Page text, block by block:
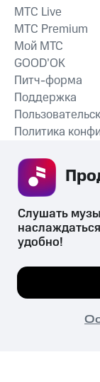
MTС Live
MTС Premium
Мой МТС
GOOD’OK
Питч-форма
Поддержка
Политика
психотропных
их незаконный
© 2026 ООО
Все права
Мы
Слушать
удобно!